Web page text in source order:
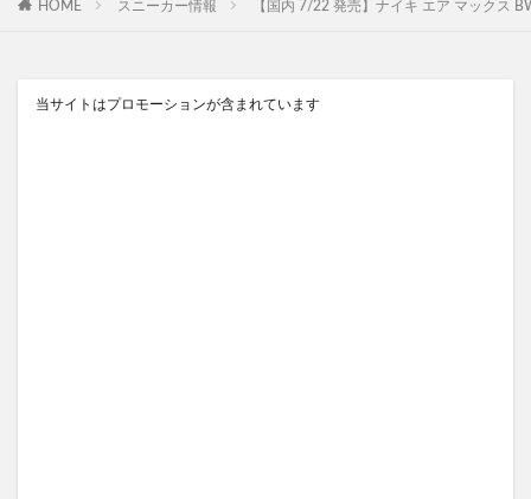
HOME スニーカー情報 【国内 7/22 発売】ナイキ エア マックス
当サイトはプロモーションが含まれています